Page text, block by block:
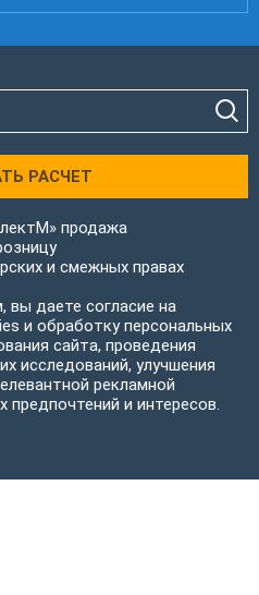
РАСЧЕТ
продажа
и смежных правах
вы даете согласие на
и обработку персональных
сайта, проведения
исследований, улучшения
рекламной
и интересов.